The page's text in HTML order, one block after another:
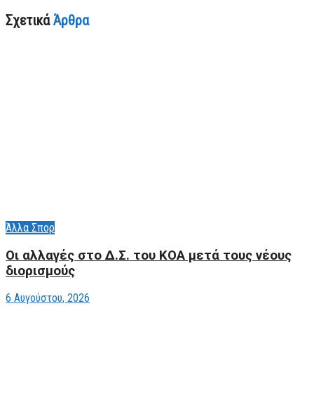
ΣχετικάΆρθρα
Άλλα Σπορ
Οι αλλαγές στο Δ.Σ. του ΚΟΑ μετά τους νέους
διορισμούς
6 Αυγούστου, 2026